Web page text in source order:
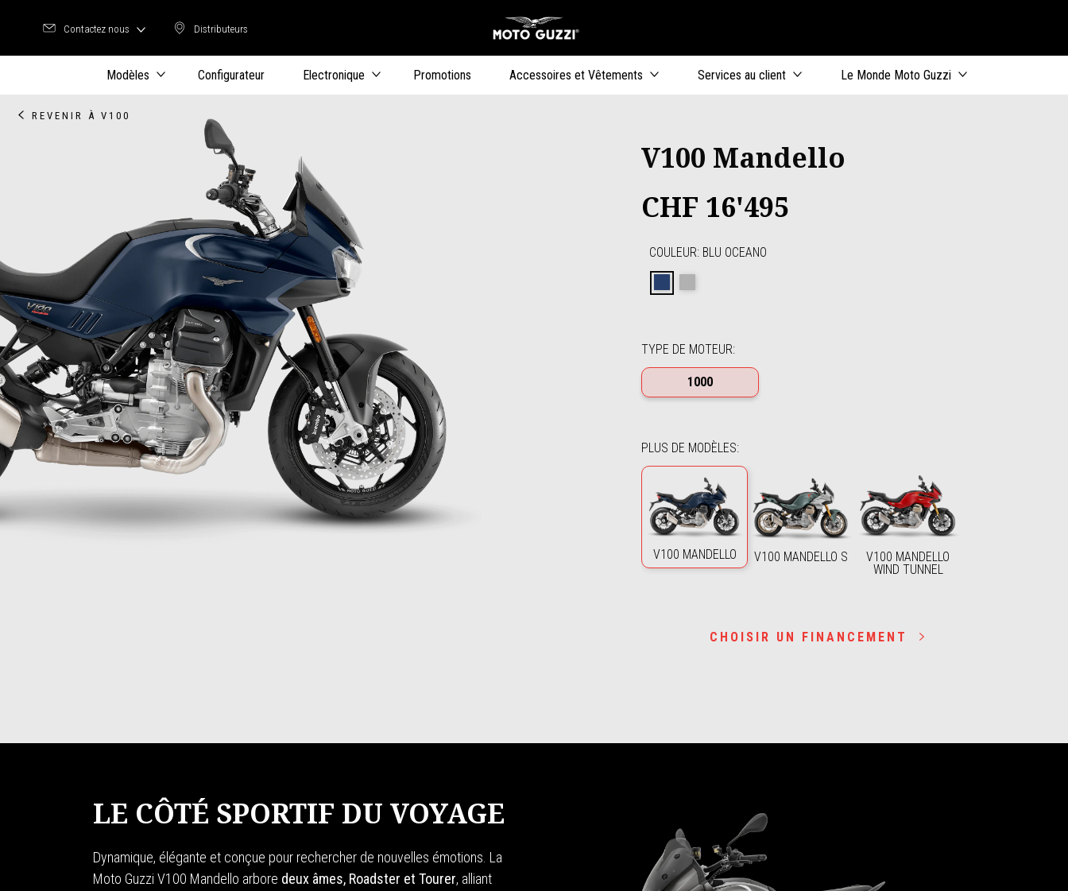
Distributeurs
Distributeurs
Contactez nous
Modèles Configurateur Electronique Promotions Accessoires et Vêtements Services au client Le Monde Moto Guzzi
REVENIR À V100
V100 Mandello
CHF 16'495
COULEUR: BLU OCEANO
TYPE DE MOTEUR:
1000
PLUS DE MODÈLES:
V100 MANDELLO V100 MANDELLO S
V100 MANDELLO
WIND TUNNEL
CHOISIR UN FINANCEMENT
LE CÔTÉ SPORTIF DU VOYAGE
Dynamique, élégante et conçue pour rechercher de nouvelles émotions. La
Moto Guzzi V100 Mandello arbore deux âmes, Roadster et Tourer, alliant